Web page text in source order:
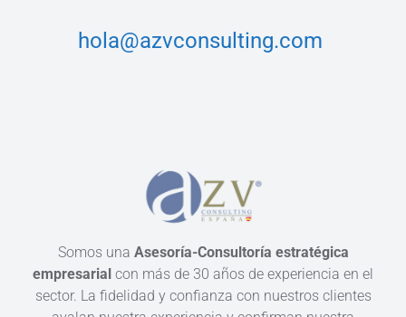
hola@azvconsulting.com
Somos una Asesoría-Consultoría estratégica
empresarial con más de 30 años de experiencia en el
sector. La fidelidad y confianza con nuestros clientes